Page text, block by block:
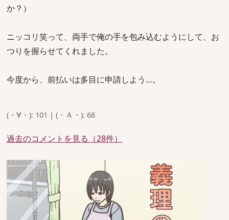
か？）
ニッコリ笑って、両手で俺の手を包み込むようにして、お
つりを握らせてくれました。
今度から、前払いは多目に申請しよう…。
(・∀・): 101 | (・Ａ・): 68
過去のコメントを見る（28件）